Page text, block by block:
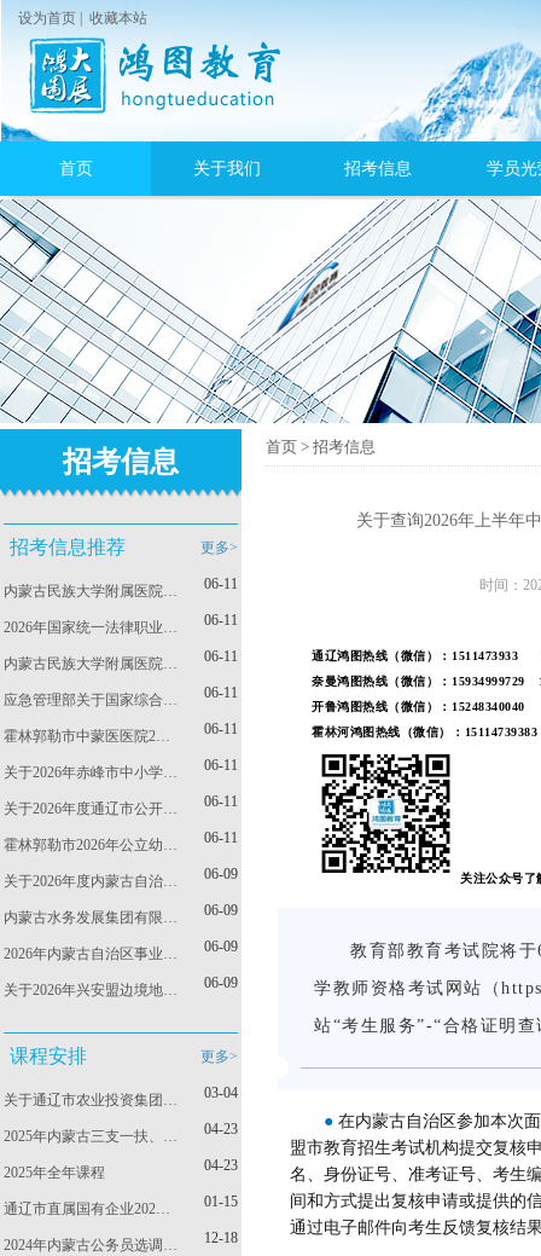
设为首页 收藏本站
首页 关于我们 招考信息 学员光
招考信息
招考信息推荐 更多>
06-11
内蒙古民族大学附属医院…
06-11
2026年国家统一法律职业…
06-11
内蒙古民族大学附属医院…
06-11
应急管理部关于国家综合…
06-11
霍林郭勒市中蒙医医院2…
06-11
关于2026年赤峰市中小学…
06-11
关于2026年度通辽市公开…
06-11
霍林郭勒市2026年公立幼…
06-09
关于2026年度内蒙古自治…
06-09
内蒙古水务发展集团有限…
06-09
2026年内蒙古自治区事业…
06-09
关于2026年兴安盟边境地…
课程安排 更多>
03-04
关于通辽市农业投资集团…
04-23
2025年内蒙古三支一扶、…
04-23
2025年全年课程
01-15
通辽市直属国有企业202…
12-18
2024年内蒙古公务员选调…
首页 > 招考信息
关于查询2026年上半年
时间：
通辽鸿图热线（微信）：1511473933
奈曼鸿图热线（微信）：15934999729
开鲁鸿图热线（微信）： 15248340040
霍林河鸿图热线（微信）：15114739383
关注公众号了
教育部教育考试院将
学教师资格考试网站（
站“考生服务”-“合格证明
● 在内蒙古自治区参加本次
盟市教育招生考试机构提交复核
名、身份证号、准考证号、考生
间和方式提出复核申请或提供的
通过电子邮件向考生反馈复核结